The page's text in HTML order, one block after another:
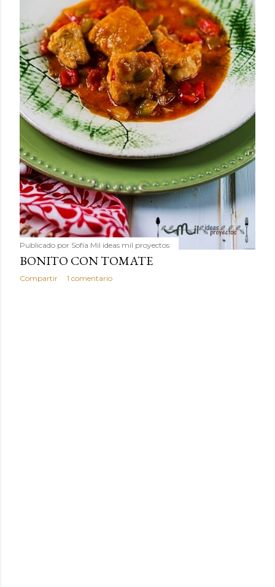
sustituto perfecto a los frutos se...
Publicado por Sofía Mil ideas mil proyectos
BONITO CON TOMATE
Compartir 1 comentario